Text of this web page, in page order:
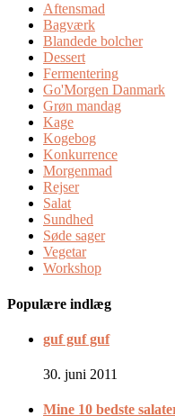
Aftensmad
Bagværk
Blandede bolcher
Dessert
Fermentering
Go'Morgen Danmark
Grøn mandag
Kage
Kogebog
Konkurrence
Morgenmad
Rejser
Salat
Sundhed
Søde sager
Vegetar
Workshop
Populære indlæg
guf guf guf
30. juni 2011
Mine 10 bedste